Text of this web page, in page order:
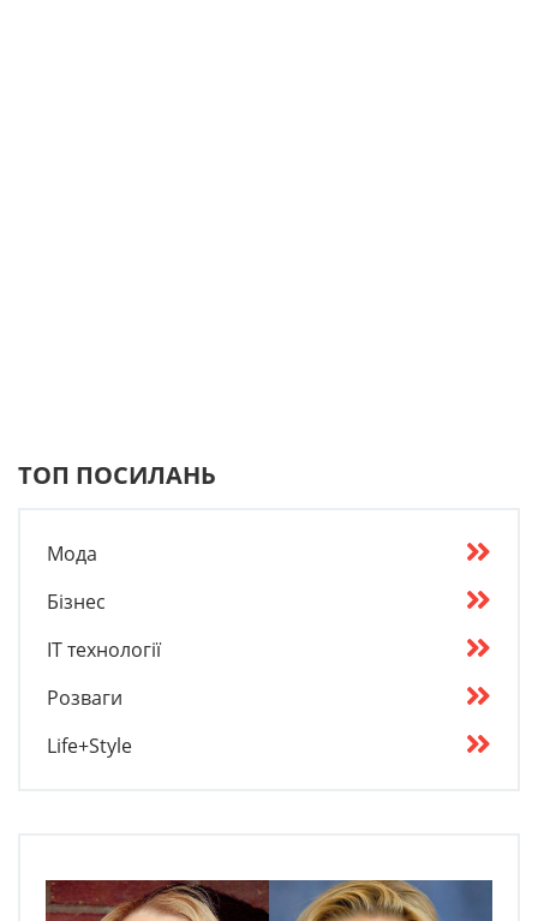
ТОП ПОСИЛАНЬ
Мода
Бізнес
IT технології
Розваги
Life+Style